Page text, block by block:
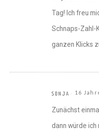
Tag! Ich freu
Schnaps-Zahl-
ganzen Klicks
SONJA 16
Zunächst
dann würde